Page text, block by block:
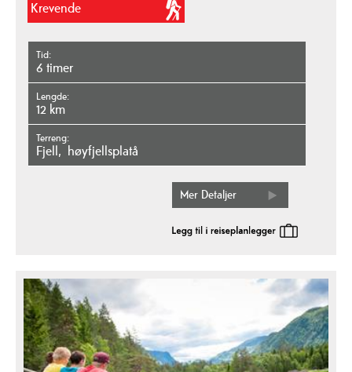
Krevende
Tid
6 timer
Lengde
12 km
Terreng
fjell høyfjellsplatå
Mer Detaljer